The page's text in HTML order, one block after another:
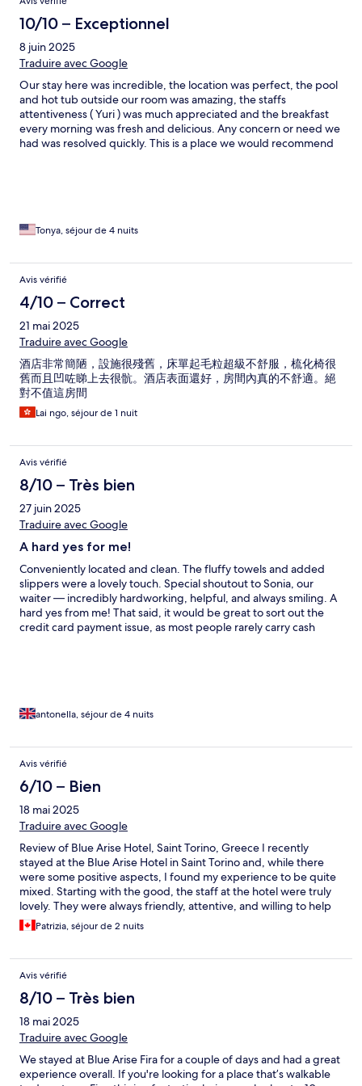
10/10 – Exceptionnel
8 juin 2025
Traduire avec Google
Our stay here was incredible, the location was perfect, the pool
and hot tub outside our room was amazing, the staffs
attentiveness ( Yuri ) was much appreciated and the breakfast
every morning was fresh and delicious. Any concern or need we
had was resolved quickly. This is a place we would recommend
Tonya, séjour de 4 nuits
Avis vérifié
4/10 – Correct
21 mai 2025
Traduire avec Google
酒店非常簡陋，設施很殘舊，床單起毛粒超級不舒服，梳化椅很
舊而且凹咗睇上去很骯。酒店表面還好，房間內真的不舒適。絕
對不值這房間
Lai ngo, séjour de 1 nuit
Avis vérifié
8/10 – Très bien
27 juin 2025
Traduire avec Google
A hard yes for me!
Conveniently located and clean. The fluffy towels and added
slippers were a lovely touch. Special shoutout to Sonia, our
waiter — incredibly hardworking, helpful, and always smiling. A
hard yes from me! That said, it would be great to sort out the
credit card payment issue, as most people rarely carry cash
antonella, séjour de 4 nuits
Avis vérifié
6/10 – Bien
18 mai 2025
Traduire avec Google
Review of Blue Arise Hotel, Saint Torino, Greece I recently
stayed at the Blue Arise Hotel in Saint Torino and, while there
were some positive aspects, I found my experience to be quite
mixed. Starting with the good, the staff at the hotel were truly
lovely. They were always friendly, attentive, and willing to help
with any requests. Their hospitality definitely stood out and
made our stay more enjoyable. However, the accommodations
renovation, which detracted from the overall experience.
Additionally, the Wi-Fi connectivity was weak and unreliable at
best, making it difficult to stay connected or plan our daily
activities online. Overall, while the service was commendable,
the hotel could greatly benefit from updates to its facilities and
improvements to its internet service. If you're looking for a place
considering, but be prepared for some shortcomings in the
room quality and Wi-Fi.
Patrizia, séjour de 2 nuits
Avis vérifié
8/10 – Très bien
18 mai 2025
Traduire avec Google
We stayed at Blue Arise Fira for a couple of days and had a great
experience overall. If you're looking for a place that’s walkable